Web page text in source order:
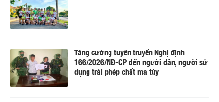
Tăng cường tuyên truyền Nghị định
166/2026/NĐ-CP đến người dân, người sử
dụng trái phép chất ma túy